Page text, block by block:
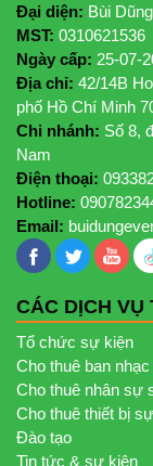
Đại diện: Bùi Dũng
MST: 0310621536
Ngày cấp: 25-07-
Địa chỉ: 42/14B
phố Hồ Chí Minh
Chi nhánh: Số 8,
Nam
Điện thoại:
Hotline:
Email:
CÁC DỊCH VỤ
Tổ chức sự kiện
Cho thuê ban nhạc
Cho thuê nhân sự
Cho thuê thiết bị
Đào tạo
Tin tức & sự kiện